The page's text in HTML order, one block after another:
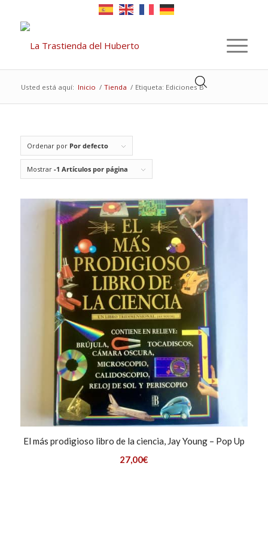
Usted está aquí: Inicio / Tienda / Etiqueta: Ediciones B
Ordenar por Por defecto
Mostrar -1 Artículos por página
El más prodigioso libro de la ciencia, Jay Young – Pop Up
27,00€